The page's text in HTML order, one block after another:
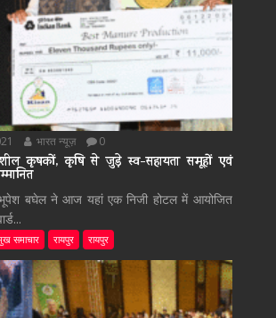
भारत न्यूज़ 0
कृषकों, कृषि से जुड़े स्व-सहायता समूहों एवं
भूपेश बघेल ने आज यहां एक निजी होटल में आयोजित
समाचार रायपुर रायपुर